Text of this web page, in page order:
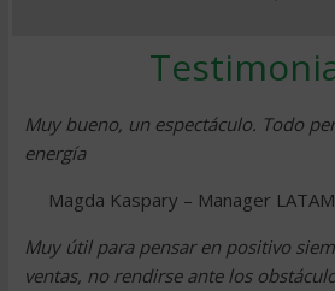
Muy bueno, un espectáculo. Todo
energía
Magda Kaspary – Manager
Muy útil para pensar en positivo
ventas, no rendirse ante los